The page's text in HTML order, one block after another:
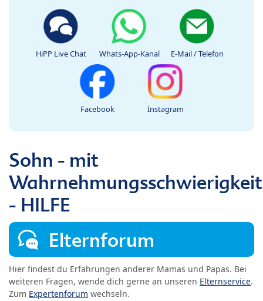
HiPP Live Chat Whats-App-Kanal E-Mail / Telefon
Facebook Instagram
Sohn - mit
- HILFE
Elternforum
Hier findest du Erfahrungen anderer Mamas und Papas. Bei
weiteren Fragen, wende dich gerne an unseren Elternservice.
Zum Expertenforum wechseln.